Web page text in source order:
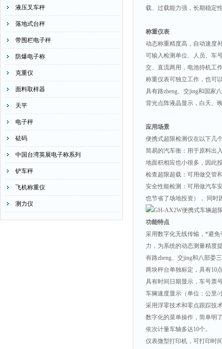
液压叉车秤
落地式台秤
带围栏电子秤
防爆电子称
克重仪
面料取样器
天平
电子秤
砝码
中国台湾英展电子称系列
铲车秤
飞机称重仪
测力仪
载、过载能力强，长期稳定
称重仪表
动态称重精度高，自动速度
可输入检测单位、人员、车
交、直流两用，电池待机工
称重仪表可独立工作，也可
具有路zheng、交jing和国家
背光点阵液晶显示，白天、
应用场景
便携式超限检测仪在以下几
简易的汽车衡：用于原料出
地面积相应也小很多，因此
检查超限超载：可用做交管
安全性能检测：可用做汽车
也节省了场地投资），
同时
功能特点
采用数字化无线传输，*避
力，为系统的动态测量精度
有路zheng、交jing和八部委
两块秤台单独标定，具有10
具有时间日期显示，车号票
车辆速度显示（单位：公里/
采用浮零技术和零点跟踪技
数字化的菜单操作，简单明
依次计量车轴多达10个。
仪表微型打印机，可打印时